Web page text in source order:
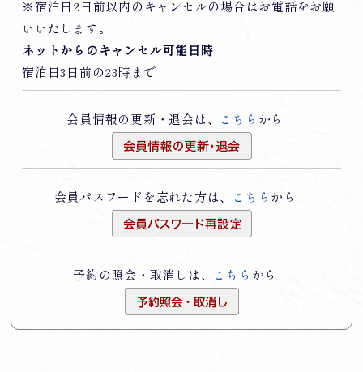
※宿泊日2日前以内のキャンセルの場合はお電話をお願
いいたします。
ネットからのキャンセル可能日時
宿泊日3日前の23時まで
会員情報の更新・退会は、 こちら から
会員パスワードを忘れた方は、 こちら から
予約の照会・取消しは、 こちら から